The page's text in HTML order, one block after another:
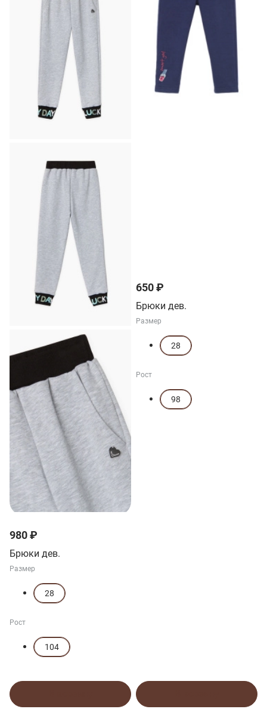
980 ₽
Брюки дев.
Размер
28
Рост
104
650 ₽
Брюки дев.
Размер
28
Рост
98